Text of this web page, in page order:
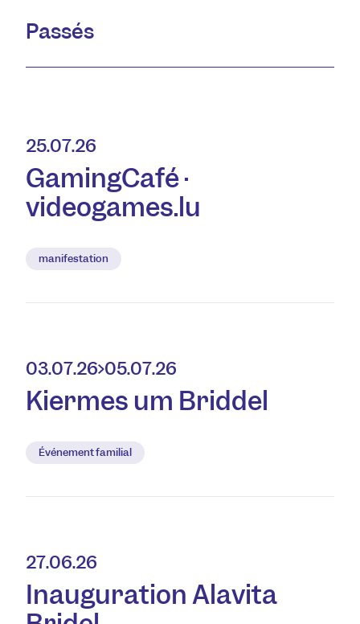
Passés
25.07.26
GamingCafé ·
videogames.lu
manifestation
03.07.26 05.07.26
Kiermes um Briddel
Événement familial
27.06.26
Inauguration Alavita